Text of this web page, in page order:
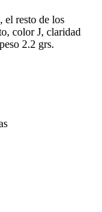
resto de los
color J, claridad
2.2 grs.